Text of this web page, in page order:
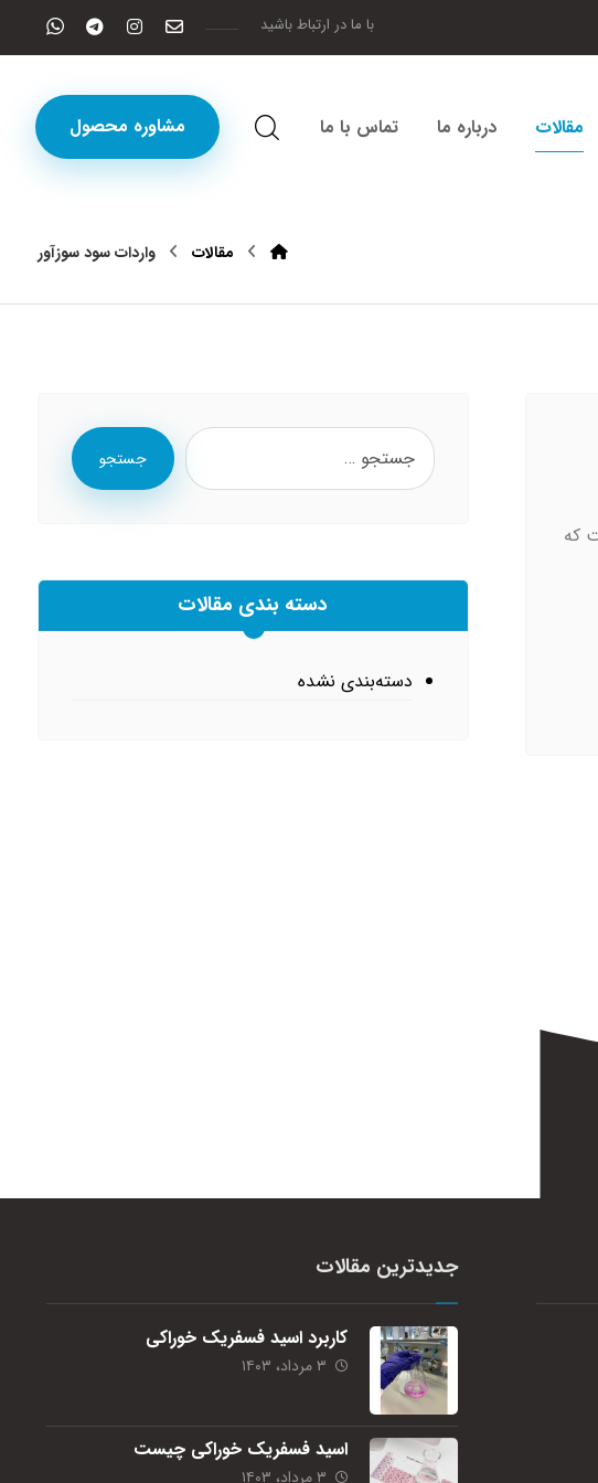
با ما در ارتباط باشید
مشاوره محصول مقالات درباره ما تماس با ما
مقالات واردات سود سوزآور
که
جستجو
دسته بندی مقالات
دسته‌بندی نشده
جدیدترین مقالات
کاربرد اسید فسفریک خوراکی
۳ مرداد، ۱۴۰۳
اسید فسفریک خوراکی چیست
۳ مرداد، ۱۴۰۳